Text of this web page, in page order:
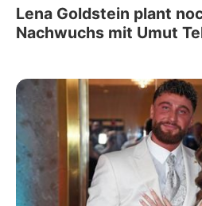
Lena Goldstein plant
Nachwuchs mit Umut